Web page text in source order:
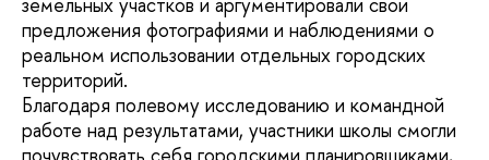
предложения фотографиями и наблюдениями о
реальном использовании отдельных городских
территорий.
Благодаря полевому исследованию и командной
работе над результатами, участники школы смогли